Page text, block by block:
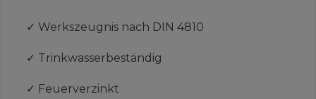
✓ Werkszeugnis nach DIN 4810
✓ Trinkwasserbeständig
✓ Feuerverzinkt